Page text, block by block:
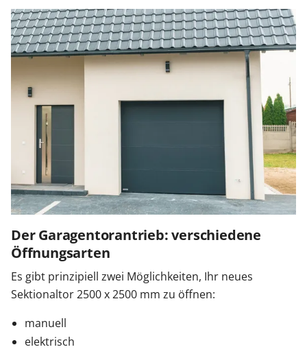
Der Garagentorantrieb: verschiedene
Öffnungsarten
Es gibt prinzipiell zwei Möglichkeiten, Ihr neues
Sektionaltor 2500 x 2500 mm zu öffnen:
manuell
elektrisch